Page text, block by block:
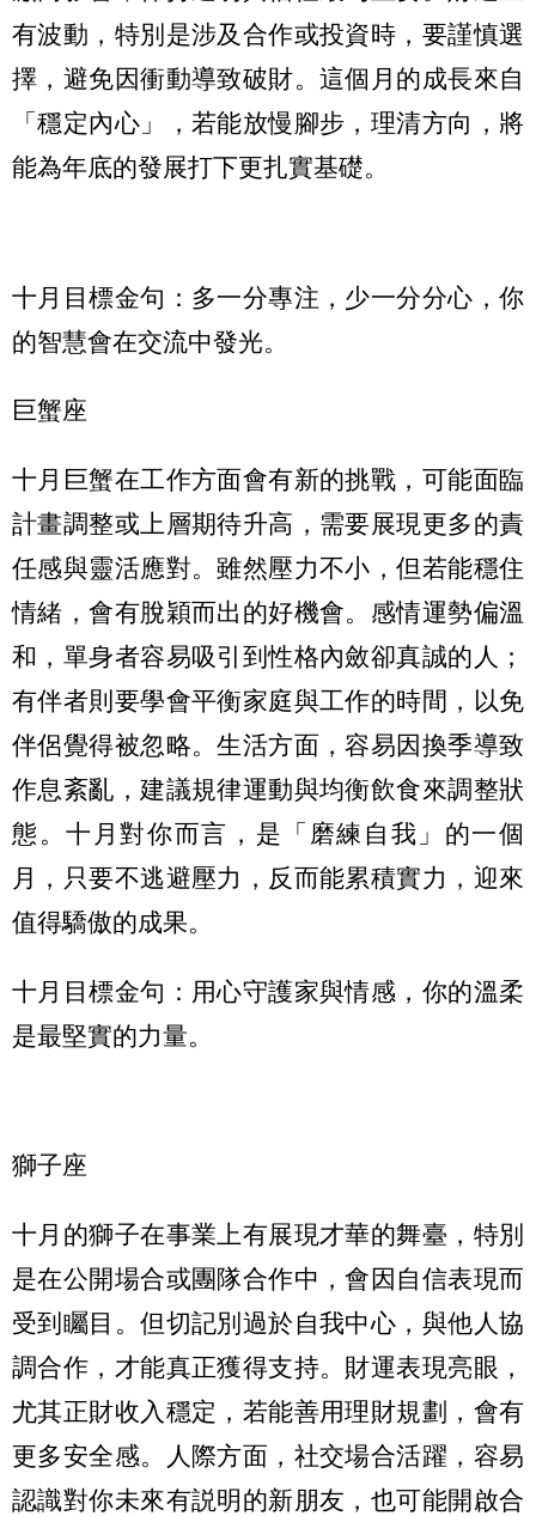
有波動，特別是涉及合作或投資時，要謹慎選
擇，避免因衝動導致破財。這個月的成長來自
「穩定內心」，若能放慢腳步，理清方向，將
能為年底的發展打下更扎實基礎。
十月目標金句：多一分專注，少一分分心，你
的智慧會在交流中發光。
巨蟹座
十月巨蟹在工作方面會有新的挑戰，可能面臨
計畫調整或上層期待升高，需要展現更多的責
任感與靈活應對。雖然壓力不小，但若能穩住
情緒，會有脫穎而出的好機會。感情運勢偏溫
和，單身者容易吸引到性格內斂卻真誠的人；
有伴者則要學會平衡家庭與工作的時間，以免
伴侶覺得被忽略。生活方面，容易因換季導致
作息紊亂，建議規律運動與均衡飲食來調整狀
態。十月對你而言，是「磨練自我」的一個
月，只要不逃避壓力，反而能累積實力，迎來
值得驕傲的成果。
十月目標金句：用心守護家與情感，你的溫柔
是最堅實的力量。
獅子座
十月的獅子在事業上有展現才華的舞臺，特別
是在公開場合或團隊合作中，會因自信表現而
受到矚目。但切記別過於自我中心，與他人協
調合作，才能真正獲得支持。財運表現亮眼，
尤其正財收入穩定，若能善用理財規劃，會有
更多安全感。人際方面，社交場合活躍，容易
認識對你未來有説明的新朋友，也可能開啟合